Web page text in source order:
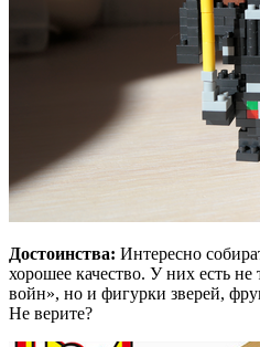
Достоинства: Интересно
хорошее качество. У них есть
войн», но и фигурки зверей,
Не верите?